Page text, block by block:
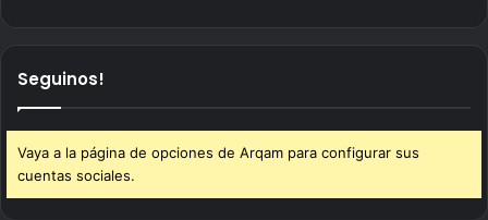
Seguinos!
Vaya a la página de opciones de Arqam para configurar sus
cuentas sociales.